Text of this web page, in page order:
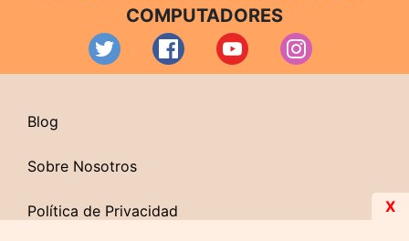
COMPUTADORES
Blog
Sobre Nosotros
Política de Privacidad X